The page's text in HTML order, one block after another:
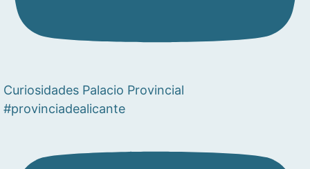
Curiosidades Palacio Provincial
#provinciadealicante